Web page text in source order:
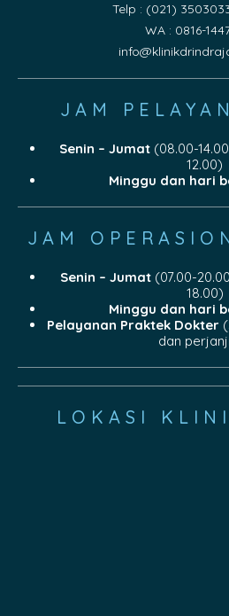
Telp : (021)
WA : 0816-
JAM
Senin – Jumat(08.00-
12.00)
Minggu dan hari
JAM
Senin – Jumat(07.00-
18.00)
Minggu dan hari
Pelayanan Praktek Dokter
dan
LOKASI